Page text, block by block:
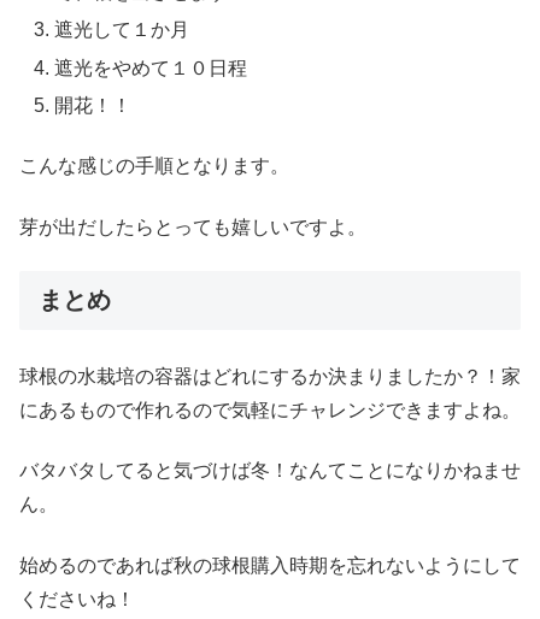
遮光して１か月
遮光をやめて１０日程
開花！！
こんな感じの手順となります。
芽が出だしたらとっても嬉しいですよ。
まとめ
球根の水栽培の容器はどれにするか決まりましたか？！家
にあるもので作れるので気軽にチャレンジできますよね。
バタバタしてると気づけば冬！なんてことになりかねませ
ん。
始めるのであれば秋の球根購入時期を忘れないようにして
くださいね！